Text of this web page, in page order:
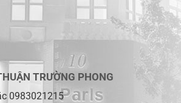
TRƯỜNG PHONG
0983021215